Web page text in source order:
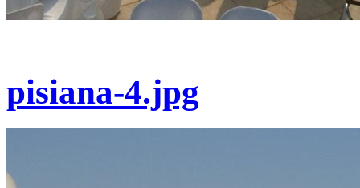
pisiana-4.jpg